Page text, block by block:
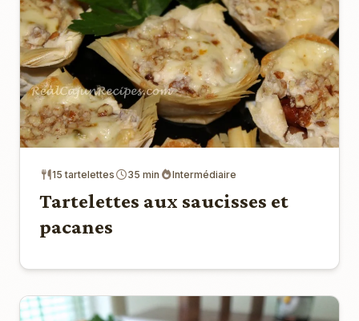
15 tartelettes 35 min Intermédiaire
Tartelettes aux saucisses et
pacanes